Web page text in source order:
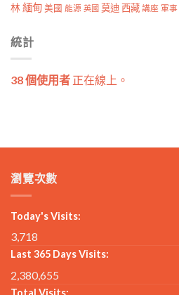
林 緬甸 美國 能源 英國 莫迪 西藏 講座 軍事
統計
38 個使用者 正在線上。
瀏覽次數
Today's Visits:
3,718
Last 365 Days Visits:
2,380,655